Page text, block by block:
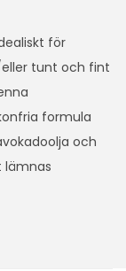
för
eller tunt och fint
formula
och
lämnas